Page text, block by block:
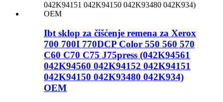
Ibt sklop za čišćenje remena za Xerox
700 700I 770DCP Color 550 560 570
C60 C70 C75 J75press (042K94561
042K94560 042K94152 042K94151
042K94150 042K93480 042K934)
OEM